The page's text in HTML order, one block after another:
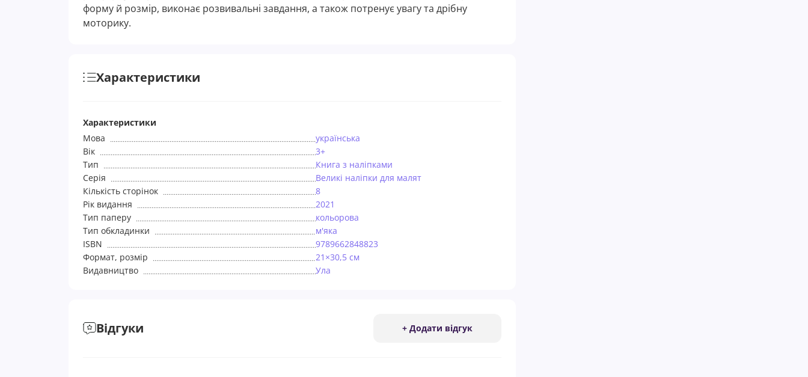
форму й розмір, виконає розвивальні завдання, а також потренує увагу та дрібну
моторику.
Характеристики
Характеристики
Мова
українська
Вік
3+
Тип
Книга з наліпками
Серія
Великі наліпки для малят
Кількість сторінок
8
Рік видання
2021
Тип паперу
кольорова
Тип обкладинки
м'яка
ISBN
9789662848823
Формат, розмір
21×30,5 см
Видавництво
Ула
Відгуки + Додати відгук